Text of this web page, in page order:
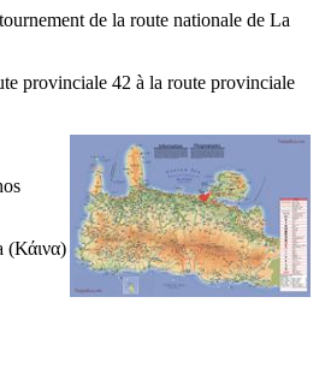
de la route nationale de La
provinciale 42 à la route provinciale
(Κάινα)